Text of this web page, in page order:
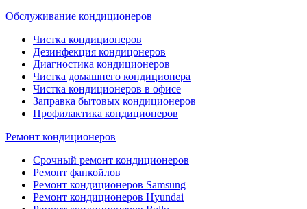
Обслуживание кондиционеров
Чистка кондиционеров
Дезинфекция кондицонеров
Диагностика кондиционеров
Чистка домашнего кондиционера
Чистка кондиционеров в офисе
Заправка бытовых кондиционеров
Профилактика кондиционеров
Ремонт кондиционеров
Срочный ремонт кондиционеров
Ремонт фанкойлов
Ремонт кондиционеров Samsung
Ремонт кондиционеров Hyundai